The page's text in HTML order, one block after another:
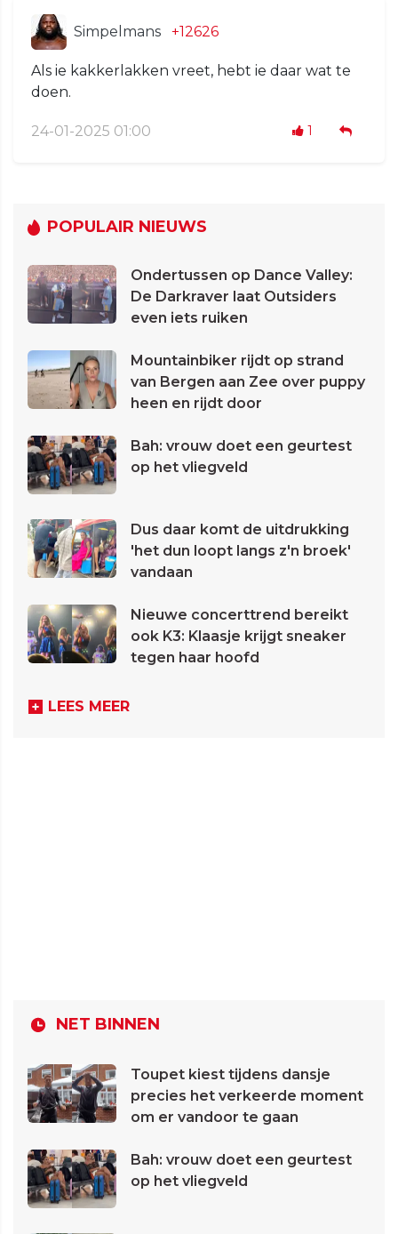
Simpelmans +12626
Als ie kakkerlakken vreet, hebt ie daar wat te
doen.
24-01-2025 01:00 1
POPULAIR NIEUWS
Ondertussen op Dance Valley:
De Darkraver laat Outsiders
even iets ruiken
Mountainbiker rijdt op strand
van Bergen aan Zee over puppy
heen en rijdt door
Bah: vrouw doet een geurtest
op het vliegveld
Dus daar komt de uitdrukking
'het dun loopt langs z'n broek'
vandaan
Nieuwe concerttrend bereikt
ook K3: Klaasje krijgt sneaker
tegen haar hoofd
LEES MEER
NET BINNEN
Toupet kiest tijdens dansje
precies het verkeerde moment
om er vandoor te gaan
Bah: vrouw doet een geurtest
op het vliegveld